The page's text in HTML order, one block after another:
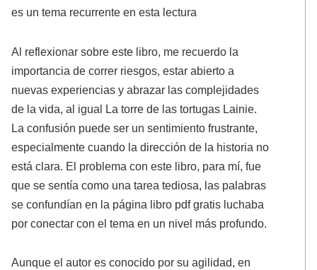
es un tema recurrente en esta lectura
Al reflexionar sobre este libro, me recuerdo la
importancia de correr riesgos, estar abierto a
nuevas experiencias y abrazar las complejidades
de la vida, al igual La torre de las tortugas Lainie.
La confusión puede ser un sentimiento frustrante,
especialmente cuando la dirección de la historia no
está clara. El problema con este libro, para mí, fue
que se sentía como una tarea tediosa, las palabras
se confundían en la página libro pdf gratis luchaba
por conectar con el tema en un nivel más profundo.
Aunque el autor es conocido por su agilidad, en